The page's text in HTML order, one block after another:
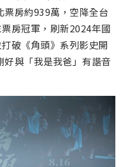
房約939萬，空降全台
房冠軍，刷新2024年國
破《角頭》系列影史開
與「我是我爸」有諧音